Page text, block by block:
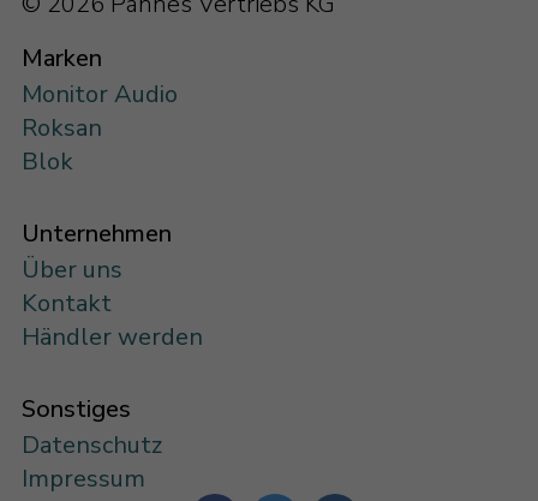
Marken
Monitor Audio
Roksan
Blok
Unternehmen
Über uns
Kontakt
Händler werden
Sonstiges
Datenschutz
Impressum